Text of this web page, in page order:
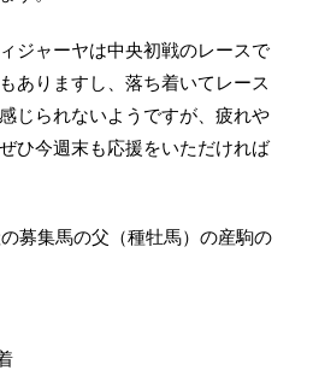
ジャーヤは中央初戦のレースで
ありますし、落ち着いてレース
じられないようですが、疲れや
ひ今週末も応援をいただければ
募集馬の父（種牡馬）の産駒の